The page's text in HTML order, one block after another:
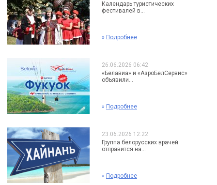
Календарь туристических
фестивалей в...
» Подробнее
26.06.2026 06:42
«Белавиа» и «АэроБелСервис»
объявили...
» Подробнее
23.06.2026 12:22
Группа белорусских врачей
отправится на...
» Подробнее